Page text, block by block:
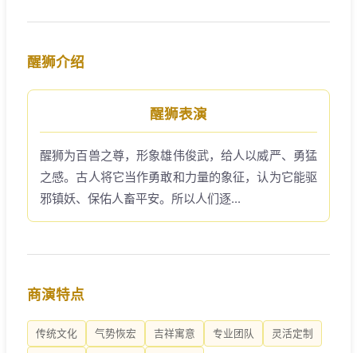
醒狮介绍
醒狮表演
醒狮为百兽之尊，形象雄伟俊武，给人以威严、勇猛
之感。古人将它当作勇敢和力量的象征，认为它能驱
邪镇妖、保佑人畜平安。所以人们逐...
商演特点
传统文化 气势恢宏 吉祥寓意 专业团队 灵活定制